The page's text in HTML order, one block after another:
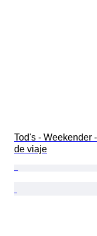
Tod's - Weekender
de viaje